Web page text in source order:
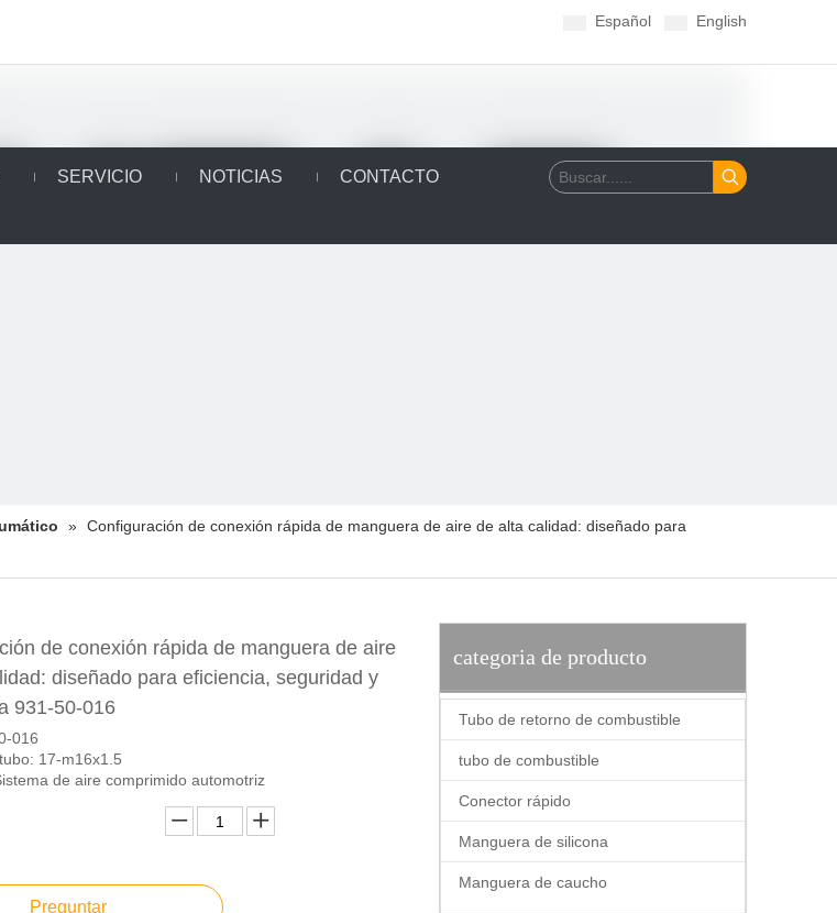
Español English
SERVICIO NOTICIAS CONTACTO
» Configuración de conexión rápida de manguera de aire de alta calidad: diseñado para
de conexión rápida de manguera de aire
diseñado para eficiencia, seguridad y
931-50-016
016
17-m16x1.5
de aire comprimido automotriz
Preguntar
categoria de producto
Tubo de retorno de combustible
tubo de combustible
Conector rápido
Manguera de silicona
Manguera de caucho